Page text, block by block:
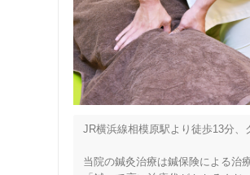
JR横浜線相模原駅より徒歩13分、
当院の鍼灸治療は鍼保険による治